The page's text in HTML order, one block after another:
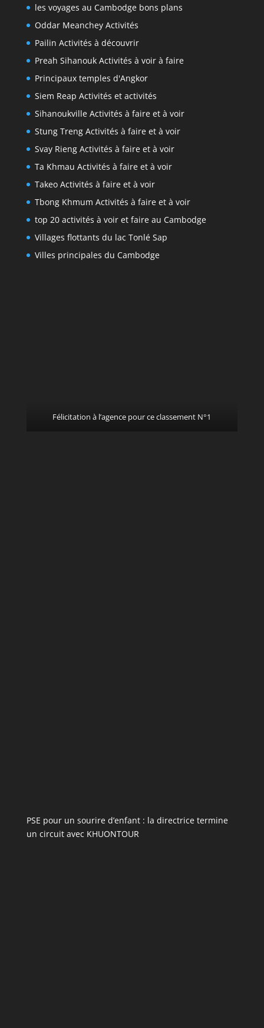
les voyages au Cambodge bons plans
Oddar Meanchey Activités
Pailin Activités à découvrir
Preah Sihanouk Activités à voir à faire
Principaux temples d'Angkor
Siem Reap Activités et activités
Sihanoukville Activités à faire et à voir
Stung Treng Activités à faire et à voir
Svay Rieng Activités à faire et à voir
Ta Khmau Activités à faire et à voir
Takeo Activités à faire et à voir
Tbong Khmum Activités à faire et à voir
top 20 activités à voir et faire au Cambodge
Villages flottants du lac Tonlé Sap
Villes principales du Cambodge
Félicitation à l’agence pour ce classement N°1
PSE pour un sourire d’enfant : la directrice termine
un circuit avec KHUONTOUR